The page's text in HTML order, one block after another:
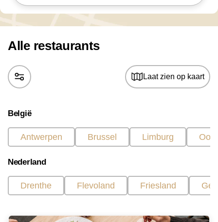
Alle restaurants
Laat zien op kaart
België
Antwerpen Brussel Limburg
Nederland
Drenthe Flevoland Friesland